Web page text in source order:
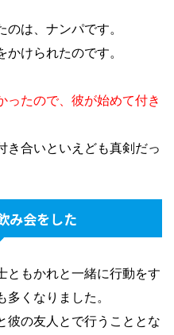
は、ナンパです。
けられたのです。
ったので、彼が始めて付き
き合いといえども真剣だっ
み会をした
ともかれと一緒に行動をす
くなりました。
彼の友人とで行うこととな